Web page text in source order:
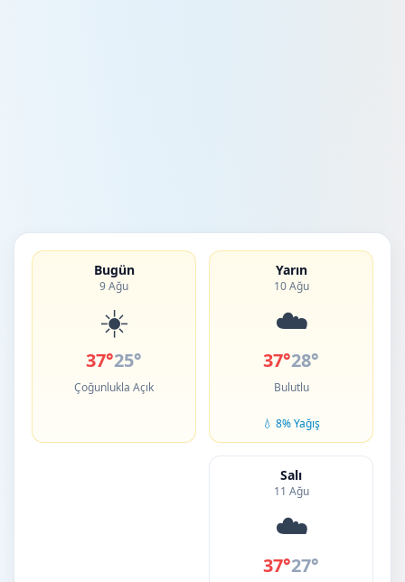
Bugün
9 Ağu
☀️
37°25°
Çoğunlukla Açık
Yarın
10 Ağu
☁️
37°28°
Bulutlu
💧 8% Yağış
Salı
11 Ağu
☁️
37°27°